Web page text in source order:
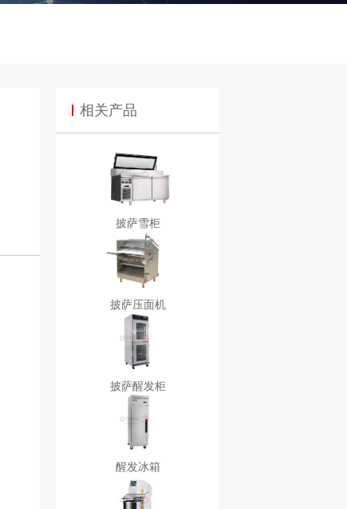
相关产品
披萨雪柜
披萨压面机
披萨醒发柜
醒发冰箱